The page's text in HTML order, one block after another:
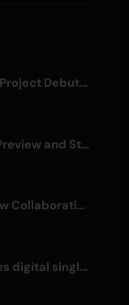
Virtual Idol Group FouRTe Project Debuts with 'ALL IN' Album Produced by m-flo's ☆Taku Takahashi
BLACK TORCH Episode 6 Preview and Streaming Details
FRUITS ZIPPER Release New Collaboration Song '1,2,3,FOOOOUR'
Kawanishi Natsuki releases digital single 'Sayonara wa Ichiban Kirei na Atashi de'